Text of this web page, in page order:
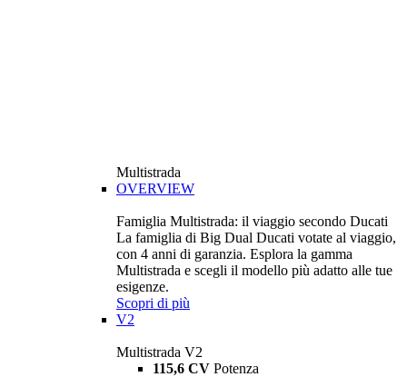
Multistrada
OVERVIEW
Famiglia Multistrada: il viaggio secondo Ducati
La famiglia di Big Dual Ducati votate al viaggio,
con 4 anni di garanzia. Esplora la gamma
Multistrada e scegli il modello più adatto alle tue
esigenze.
Scopri di più
V2
Multistrada V2
115,6 CV Potenza